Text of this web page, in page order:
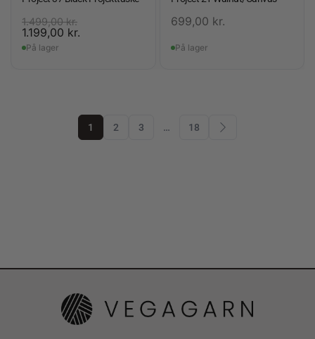
1.499,00kr.
1.199,00 kr.
På lager
699,00 kr.
På lager
1 2 3 … 18